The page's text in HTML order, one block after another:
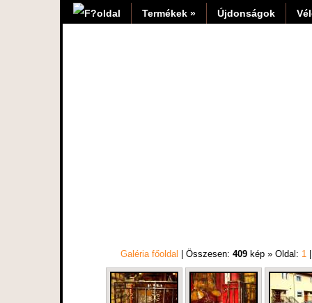
Termékek » Újdonságok
Galéria főoldal | Összesen: 409kép » Oldal: 1